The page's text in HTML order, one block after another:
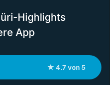
Highlights
App
★ 4.7 von 5